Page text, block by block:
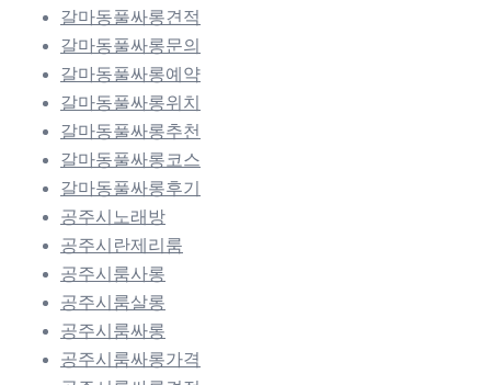
갈마동풀싸롱견적
갈마동풀싸롱문의
갈마동풀싸롱예약
갈마동풀싸롱위치
갈마동풀싸롱추천
갈마동풀싸롱코스
갈마동풀싸롱후기
공주시노래방
공주시란제리룸
공주시룸사롱
공주시룸살롱
공주시룸싸롱
공주시룸싸롱가격